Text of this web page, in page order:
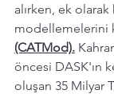
alırken, ek
modellemelerini
(CATMod).
öncesi DASK'ın
oluşan 35 Milyar